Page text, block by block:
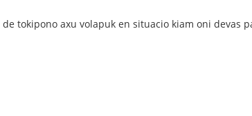
tokipono axu volapuk en situacio kiam oni devas